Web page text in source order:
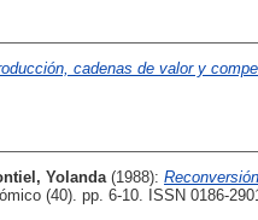
cadenas de valor y
Yolanda (1988):
(40). pp. 6-10. ISSN 0186-